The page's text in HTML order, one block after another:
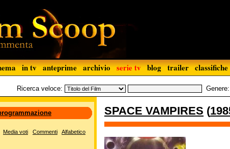
in tv anteprime archivio serie tv blog trailer classifiche
Ricerca veloce: Genere:
SPACE VAMPIRES (
Media voti Commenti Alfabetico